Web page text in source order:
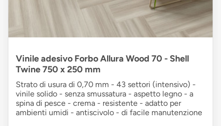
Vinile adesivo Forbo Allura Wood 70 - Shell
Twine 750 x 250 mm
Strato di usura di 0,70 mm - 43 settori (intensivo) -
vinile solido - senza smussatura - aspetto legno - a
spina di pesce - crema - resistente - adatto per
ambienti umidi - antiscivolo - di facile manutenzione